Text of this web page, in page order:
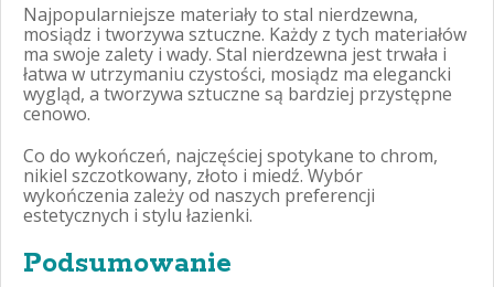
Najpopularniejsze materiały to stal nierdzewna,
mosiądz i tworzywa sztuczne. Każdy z tych materiałów
ma swoje zalety i wady. Stal nierdzewna jest trwała i
łatwa w utrzymaniu czystości, mosiądz ma elegancki
wygląd, a tworzywa sztuczne są bardziej przystępne
cenowo.
Co do wykończeń, najczęściej spotykane to chrom,
nikiel szczotkowany, złoto i miedź. Wybór
wykończenia zależy od naszych preferencji
estetycznych i stylu łazienki.
Podsumowanie